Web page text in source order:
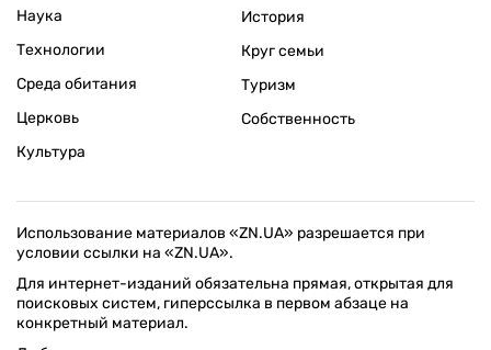
Наука
Технологии
Среда обитания
Церковь
Культура
История
Круг семьи
Туризм
Собственность
Использование материалов «ZN.UA» разрешается при
условии ссылки на «ZN.UA».
Для интернет-изданий обязательна прямая, открытая для
поисковых систем, гиперссылка в первом абзаце на
конкретный материал.